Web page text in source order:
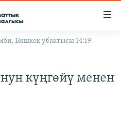
Бишкек убактысы 14:19
күңгөйү менен